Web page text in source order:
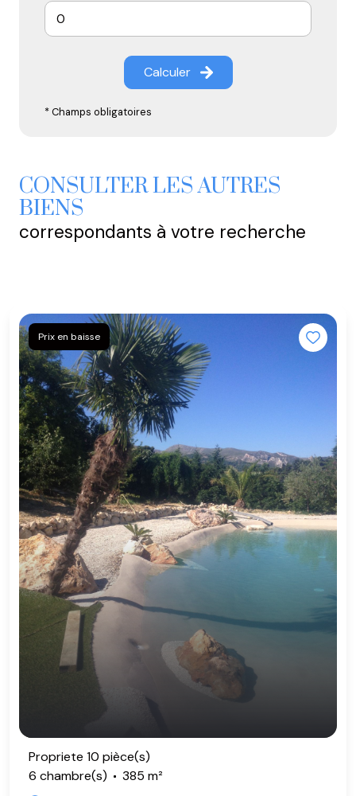
Calculer
* Champs obligatoires
CONSULTER LES AUTRES
BIENS
correspondants à votre recherche
Prix en baisse
Propriete 10 pièce(s)
6 chambre(s)
385 m²